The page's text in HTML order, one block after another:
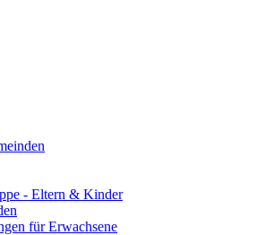
- Eltern & Kinder
für Erwachsene